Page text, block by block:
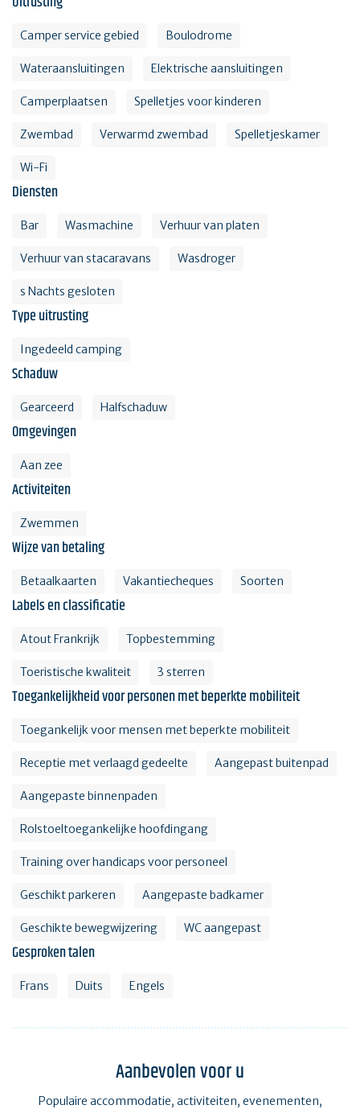
Camper service gebied Boulodrome
Wateraansluitingen Elektrische aansluitingen
Camperplaatsen Spelletjes voor kinderen
Zwembad Verwarmd zwembad Spelletjeskamer
Wi-Fi
Diensten
Bar Wasmachine Verhuur van platen
Verhuur van stacaravans Wasdroger
s Nachts gesloten
Type uitrusting
Ingedeeld camping
Schaduw
Gearceerd Halfschaduw
Omgevingen
Aan zee
Activiteiten
Zwemmen
Wijze van betaling
Betaalkaarten Vakantiecheques Soorten
Labels en classificatie
Atout Frankrijk Topbestemming
Toeristische kwaliteit 3 sterren
Toegankelijkheid voor personen met beperkte mobiliteit
Toegankelijk voor mensen met beperkte mobiliteit
Receptie met verlaagd gedeelte Aangepast buitenpad
Aangepaste binnenpaden
Rolstoeltoegankelijke hoofdingang
Training over handicaps voor personeel
Geschikt parkeren Aangepaste badkamer
Geschikte bewegwijzering WC aangepast
Gesproken talen
Frans Duits Engels
Aanbevolen voor u
Populaire accommodatie, activiteiten, evenementen,